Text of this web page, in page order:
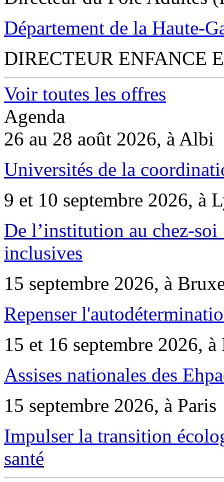
Département de la Haute-
DIRECTEUR ENFANCE
Voir toutes les offres
Agenda
26 au 28 août 2026, à Albi
Universités de la
9 et 10 septembre 2026, à
De l’institution au chez-
inclusives
15 septembre 2026, à
Repenser
15 et 16 septembre 2026, à
Assises nationales des
15 septembre 2026, à Paris
Impulser la transition
santé